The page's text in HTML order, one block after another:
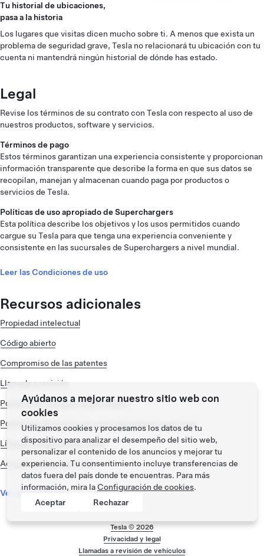
Tu historial de ubicaciones,
pasa a la historia
Los lugares que visitas dicen mucho sobre ti. A menos que exista un
problema de seguridad grave, Tesla no relacionará tu ubicación con tu
cuenta ni mantendrá ningún historial de dónde has estado.
Legal
Revise los términos de su contrato con Tesla con respecto al uso de
nuestros productos, software y servicios.
Términos de pago
Estos términos garantizan una experiencia consistente y proporcionan
información transparente que describe la forma en que sus datos se
recopilan, manejan y almacenan cuando paga por productos o
servicios de Tesla.
Políticas de uso apropiado de Superchargers
Esta política describe los objetivos y los usos permitidos cuando
cargue su Tesla para que tenga una experiencia conveniente y
consistente en las sucursales de Superchargers a nivel mundial.
Leer las Condiciones de uso
Recursos adicionales
Propiedad intelectual
Código abierto
Compromiso de las patentes
Llamada a revisión
Políticas de compras responsables
Política de denuncias de vulnerabilidad de seguridad
Línea de integridad de Tesla
Actualizaciones de Tesla
Ver más recursos
Menú de pie de
Tesla ©2026
Privacidad y legal
Llamadas a revisión de vehículos
Ayúdanos a mejorar nuestro sitio web con
cookies
Utilizamos cookies y procesamos los datos de tu
dispositivo para analizar el desempeño del sitio web,
personalizar el contenido de los anuncios y mejorar tu
experiencia. Tu consentimiento incluye transferencias de
datos fuera del país donde te encuentras. Para más
información, mira la Configuración de cookies.
Aceptar
Rechazar